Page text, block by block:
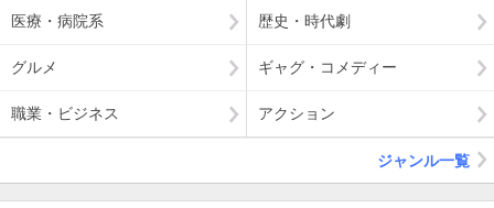
医療・病院系 歴史・時代劇
グルメ ギャグ・コメディー
職業・ビジネス アクション
ジャンル一覧